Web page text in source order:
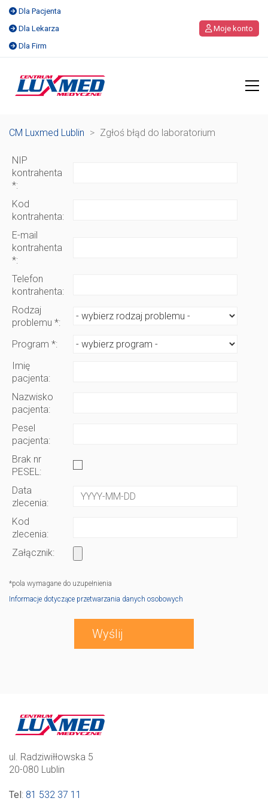
Dla Pacjenta
Dla Lekarza
Dla Firm
Moje konto
CM Luxmed Lublin > Zgłoś błąd do laboratorium
NIP
kontrahenta
*:
Kod
kontrahenta:
E-mail
kontrahenta
*:
Telefon
kontrahenta:
Rodzaj
problemu *:
Program *:
Imię
pacjenta:
Nazwisko
pacjenta:
Pesel
pacjenta:
Brak nr
PESEL:
Data
zlecenia:
Kod
zlecenia:
Załącznik:
*pola wymagane do uzupełnienia
Informacje dotyczące przetwarzania danych osobowych
ul. Radziwiłłowska 5
20-080 Lublin
Tel: 81 532 37 11